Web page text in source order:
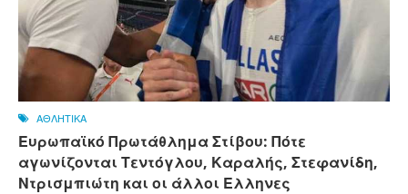
ΑΘΛΗΤΙΚΑ
Ευρωπαϊκό Πρωτάθλημα Στίβου: Πότε
αγωνίζονται Τεντόγλου, Καραλής, Στεφανίδη,
Ντρισμπιώτη και οι άλλοι Ελληνες